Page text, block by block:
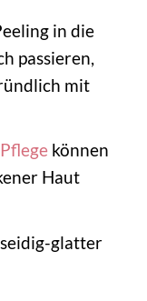
in die
passieren,
mit
Pflegekönnen
Haut
glatter